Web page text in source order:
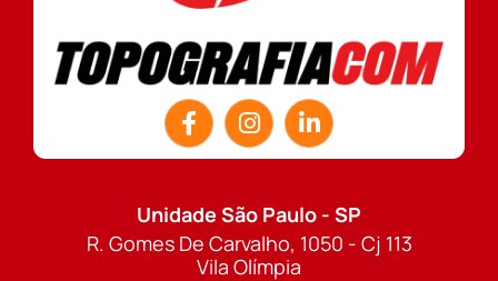
Unidade São Paulo - SP
R. Gomes De Carvalho, 1050 - Cj 113
Vila Olímpia